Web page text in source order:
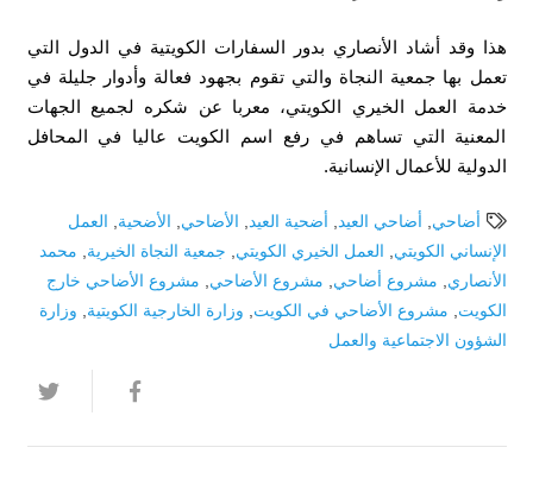
هذا وقد أشاد الأنصاري بدور السفارات الكويتية في الدول التي
تعمل بها جمعية النجاة والتي تقوم بجهود فعالة وأدوار جليلة في
خدمة العمل الخيري الكويتي، معربا عن شكره لجميع الجهات
المعنية التي تساهم في رفع اسم الكويت عاليا في المحافل
الدولية للأعمال الإنسانية.
أضاحي, أضاحي العيد, أضحية العيد, الأضاحي, الأضحية,
العمل
الإنساني الكويتي, العمل الخيري الكويتي, جمعية النجاة الخيرية, محمد
الأنصاري, مشروع أضاحي, مشروع الأضاحي, مشروع الأضاحي خارج
الكويت, مشروع الأضاحي في الكويت, وزارة الخارجية الكويتية, وزارة
الشؤون الاجتماعية والعمل